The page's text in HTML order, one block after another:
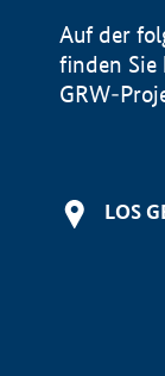
Auf der
finden Sie
GRW-
LOS